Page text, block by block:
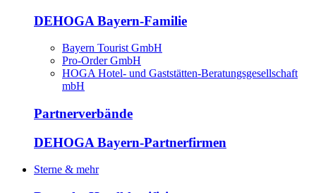
DEHOGA Bayern-Familie
Bayern Tourist GmbH
Pro-Order GmbH
HOGA Hotel- und Gaststätten-Beratungsgesellschaft
mbH
Partnerverbände
DEHOGA Bayern-Partnerfirmen
Sterne & mehr